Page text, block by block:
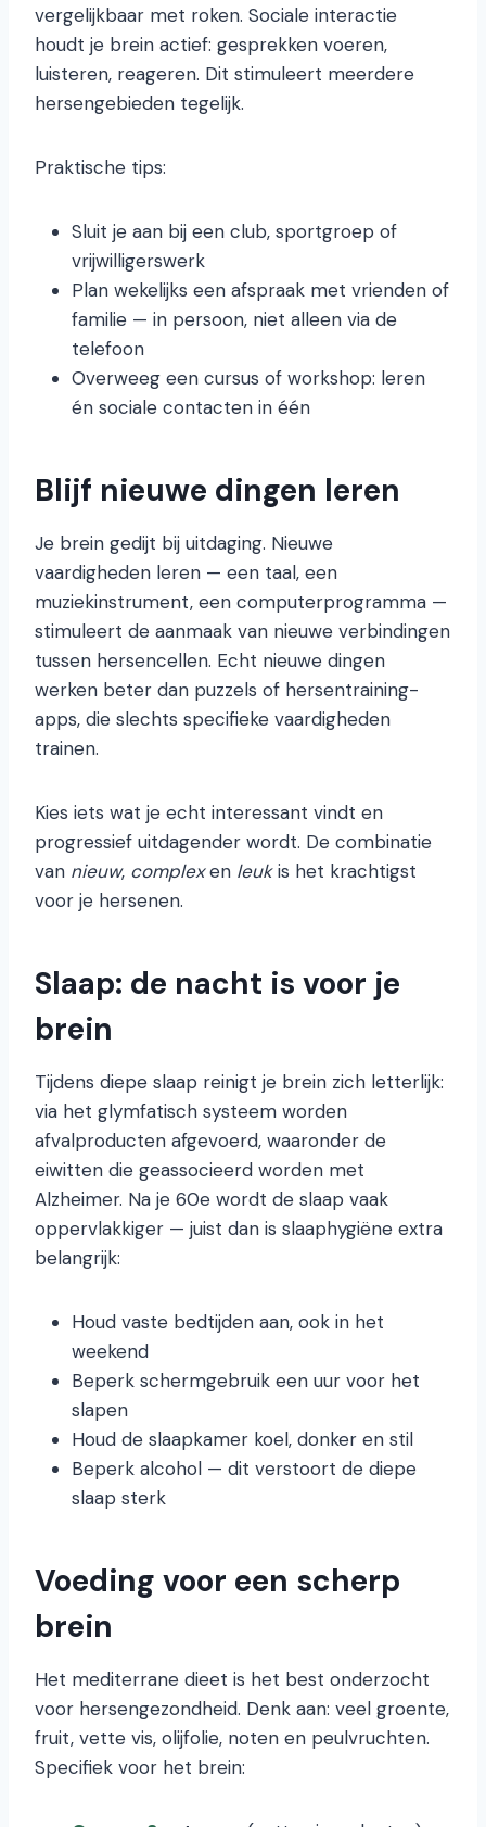
vergelijkbaar met roken. Sociale interactie
houdt je brein actief: gesprekken voeren,
luisteren, reageren. Dit stimuleert meerdere
hersengebieden tegelijk.
Praktische tips:
Sluit je aan bij een club, sportgroep of
vrijwilligerswerk
Plan wekelijks een afspraak met vrienden of
familie — in persoon, niet alleen via de
telefoon
Overweeg een cursus of workshop: leren
én sociale contacten in één
Blijf nieuwe dingen leren
Je brein gedijt bij uitdaging. Nieuwe
vaardigheden leren — een taal, een
muziekinstrument, een computerprogramma —
stimuleert de aanmaak van nieuwe verbindingen
tussen hersencellen. Echt nieuwe dingen
werken beter dan puzzels of hersentraining-
apps, die slechts specifieke vaardigheden
trainen.
Kies iets wat je echt interessant vindt en
progressief uitdagender wordt. De combinatie
van nieuw, complexen leukis het krachtigst
voor je hersenen.
Slaap: de nacht is voor je
brein
Tijdens diepe slaap reinigt je brein zich letterlijk:
via het glymfatisch systeem worden
afvalproducten afgevoerd, waaronder de
eiwitten die geassocieerd worden met
Alzheimer. Na je 60e wordt de slaap vaak
oppervlakkiger — juist dan is slaaphygiëne extra
belangrijk:
Houd vaste bedtijden aan, ook in het
weekend
Beperk schermgebruik een uur voor het
slapen
Houd de slaapkamer koel, donker en stil
Beperk alcohol — dit verstoort de diepe
slaap sterk
Voeding voor een scherp
brein
Het mediterrane dieet is het best onderzocht
voor hersengezondheid. Denk aan: veel groente,
fruit, vette vis, olijfolie, noten en peulvruchten.
Specifiek voor het brein: